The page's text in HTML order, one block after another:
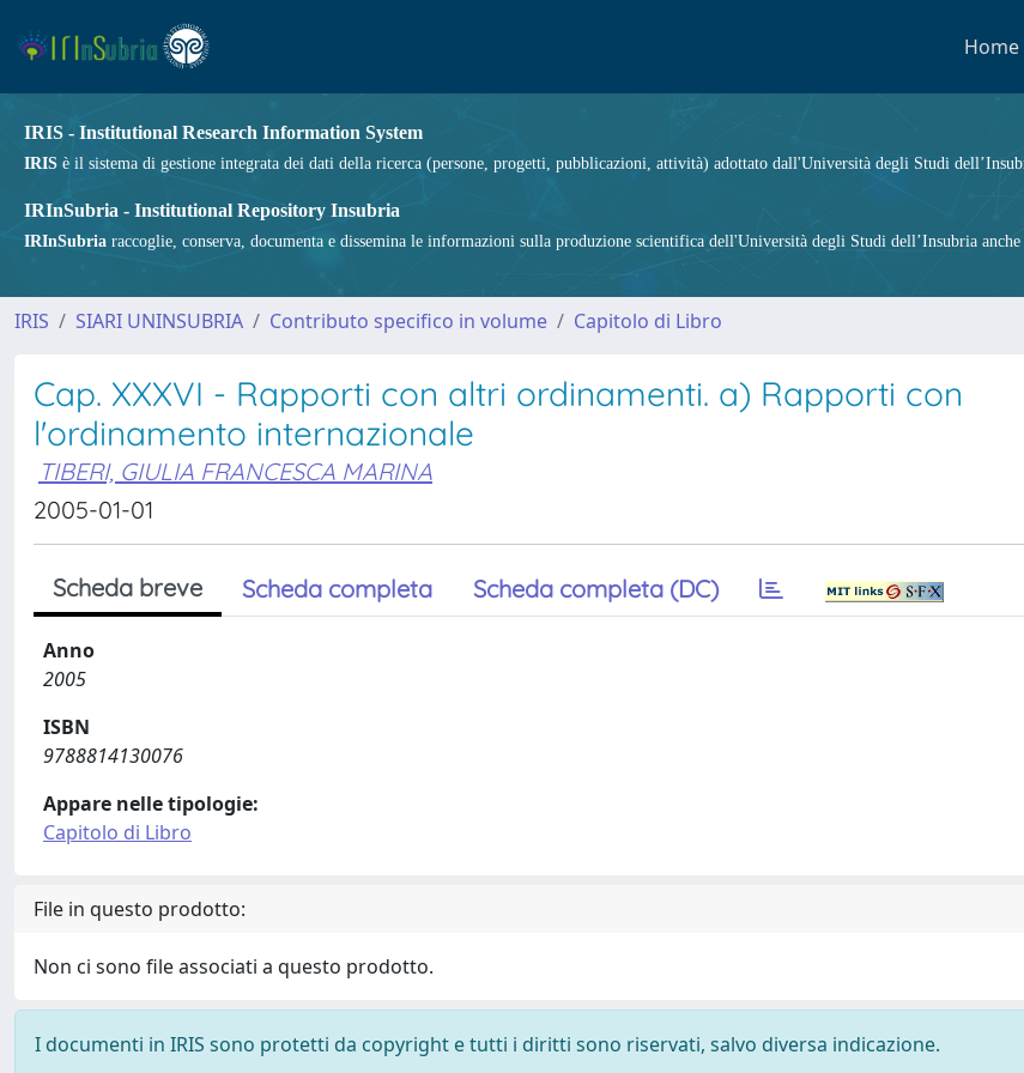
Home
IRIS - Institutional Research Information System
IRIS è il sistema di gestione integrata dei dati della ricerca (persone, progetti, pubblicazioni, attività) adottato dall'Università degli Studi
IRInSubria - Institutional Repository Insubria
IRInSubria raccoglie, conserva, documenta e dissemina le informazioni sulla produzione scientifica dell'Università degli Studi dell’Insubria
IRIS SIARI UNINSUBRIA Contributo specifico in volume Capitolo di Libro
Cap. XXXVI - Rapporti con altri ordinamenti. a) Rapporti con
l'ordinamento internazionale
TIBERI, GIULIA FRANCESCA MARINA
2005-01-01
Scheda breve Scheda completa Scheda completa (DC)
Anno
2005
ISBN
9788814130076
Appare nelle tipologie:
Capitolo di Libro
File in questo prodotto:
Non ci sono file associati a questo prodotto.
I documenti in IRIS sono protetti da copyright e tutti i diritti sono riservati, salvo diversa indicazione.